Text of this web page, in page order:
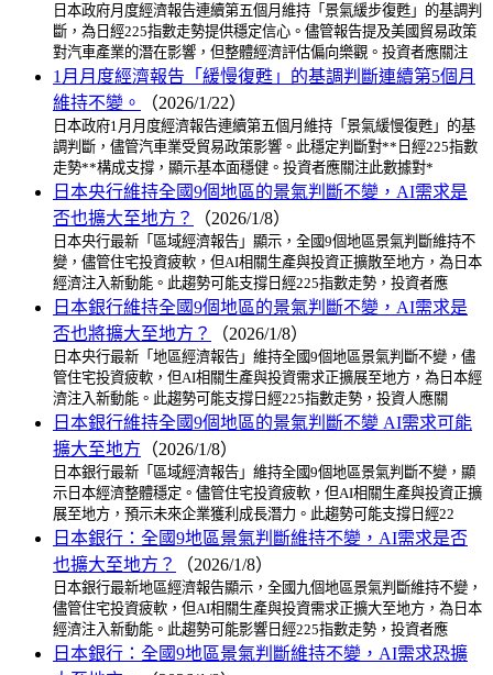
日本政府月度經濟報告連續第五個月維持「景氣緩步復甦」的基調判
斷，為日經225指數走勢提供穩定信心。儘管報告提及美國貿易政策
對汽車產業的潛在影響，但整體經濟評估偏向樂觀。投資者應關注
1月月度經濟報告「緩慢復甦」的基調判斷連續第5個月
維持不變。
（2026/1/22）
日本政府1月月度經濟報告連續第五個月維持「景氣緩慢復甦」的基
調判斷，儘管汽車業受貿易政策影響。此穩定判斷對**日經225指數
走勢**構成支撐，顯示基本面穩健。投資者應關注此數據對*
日本央行維持全國9個地區的景氣判斷不變，AI需求是
否也擴大至地方？
（2026/1/8）
日本央行最新「區域經濟報告」顯示，全國9個地區景氣判斷維持不
變，儘管住宅投資疲軟，但AI相關生產與投資正擴散至地方，為日本
經濟注入新動能。此趨勢可能支撐日經225指數走勢，投資者應
日本銀行維持全國9個地區的景氣判斷不變，AI需求是
否也將擴大至地方？
（2026/1/8）
日本央行最新「地區經濟報告」維持全國9個地區景氣判斷不變，儘
管住宅投資疲軟，但AI相關生產與投資需求正擴展至地方，為日本經
濟注入新動能。此趨勢可能支撐日經225指數走勢，投資人應關
日本銀行維持全國9個地區的景氣判斷不變 AI需求可能
擴大至地方 （2026/1/8）
日本銀行最新「區域經濟報告」維持全國9個地區景氣判斷不變，顯
示日本經濟整體穩定。儘管住宅投資疲軟，但AI相關生產與投資正擴
展至地方，預示未來企業獲利成長潛力。此趨勢可能支撐日經22
日本銀行：全國9地區景氣判斷維持不變，AI需求是否
也擴大至地方？
（2026/1/8）
日本銀行最新地區經濟報告顯示，全國九個地區景氣判斷維持不變，
儘管住宅投資疲軟，但AI相關生產與投資需求正擴大至地方，為日本
經濟注入新動能。此趨勢可能影響日經225指數走勢，投資者應
日本銀行：全國9地區景氣判斷維持不變，AI需求恐擴